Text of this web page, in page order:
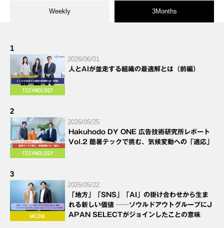
Weekly 3Months
1
2026/06/01
人とAIが並走する組織の最適解とは（前編）
2
2026/05/25
Hakuhodo DY ONE 広告技術研究所レポート
Vol.2 酷暑テックで挑む、気候変動への「適応」
3
2026/05/22
「地方」「SNS」「AI」の掛け合わせから生ま
れる新しい価値 ──ソウルドアウトグループにJ
APAN SELECTがジョインしたことの意味